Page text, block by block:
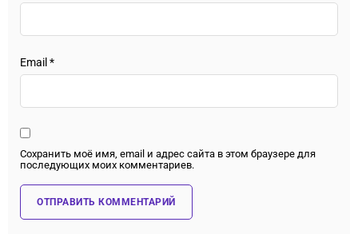
Email *
Сохранить моё имя, email и адрес сайта в этом браузере для
последующих моих комментариев.